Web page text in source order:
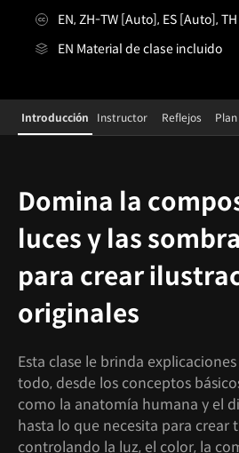
EN, ZH-TW [Auto], ES [Auto],
EN Material de clase incluido
Details
Configuration Information
Introducción Instructor Reflejos
Domina la
luces y las
para crear
originales
Esta clase le brinda
todo, desde los conceptos
como la anatomía humana y el
hasta lo que necesita para crear
controlando la luz, el color, la